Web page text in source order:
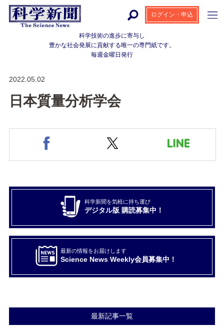
科学技術の進歩に寄与し
豊かな社会発展に貢献する唯一の専門紙です。
毎週金曜日発行
ログイン・申込
2022.05.02
日本質量分析学会
科学新聞を気軽に持ち運び
デジタル版 購読募集中！
最新の情報をお届けします
Science News Weekly会員募集中！
最新記事一覧